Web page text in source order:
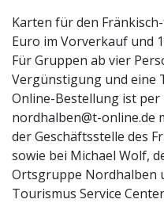
Karten für den
Euro im Vorverkauf und
Für Gruppen ab vier
Vergünstigung und eine
Online-Bestellung ist
nordhalben@t-online.de
der Geschäftsstelle des
sowie bei Michael Wolf,
Ortsgruppe Nordhalben
Tourismus Service